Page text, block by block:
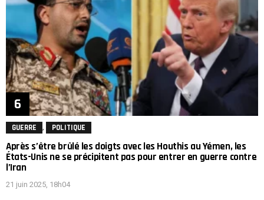
GUERRE , POLITIQUE
Après s’être brûlé les doigts avec les Houthis au Yémen, les
États-Unis ne se précipitent pas pour entrer en guerre contre
l’Iran
21 juin 2025, 18h04